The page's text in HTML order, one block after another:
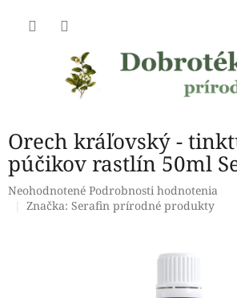
Orech kráľovský -
púčikov rastlín 50ml
Priemerné
hodnotenie
Neohodnotené Podrobnosti hodnotenia
Značka: Serafin prírodné produkty